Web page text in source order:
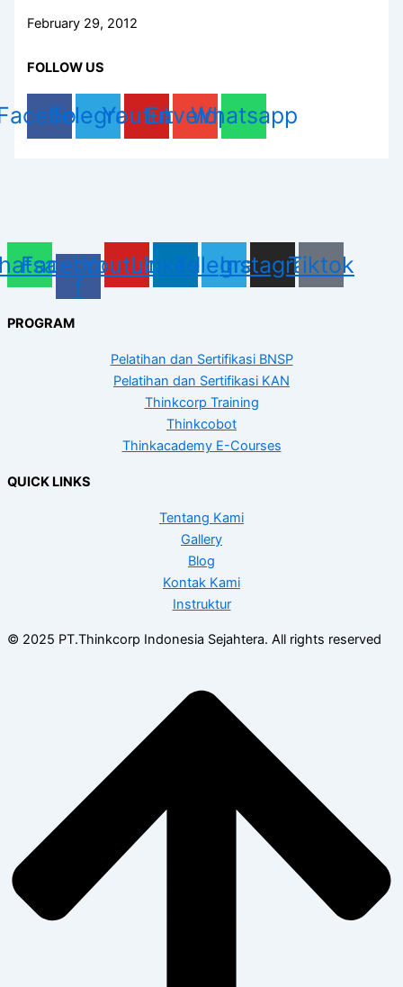
February 29, 2012
FOLLOW US
TelegramYoutubeEnvelope
Whatsapp
Facebook-
f
YoutubeLinkedinTelegram
Instagram
Tiktok
PROGRAM
Pelatihan dan Sertifikasi BNSP
Pelatihan dan Sertifikasi KAN
Thinkcorp Training
Thinkcobot
Thinkacademy E-Courses
QUICK LINKS
Tentang Kami
Gallery
Blog
Kontak Kami
Instruktur
© 2025 PT.Thinkcorp Indonesia Sejahtera. All rights reserved